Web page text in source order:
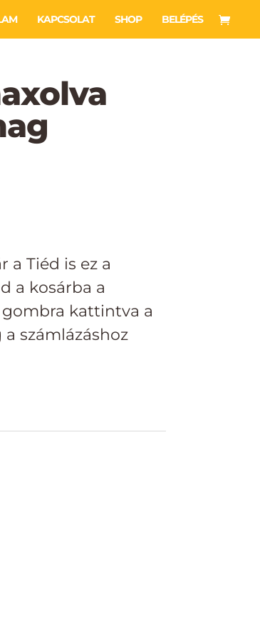
KAPCSOLAT SHOP BELÉPÉS
a Tiéd is ez a
a kosárba a
gombra kattintva a
számlázáshoz